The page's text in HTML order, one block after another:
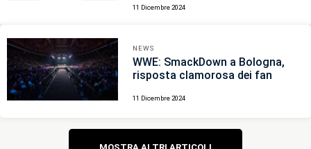
11 Dicembre 2024
NEWS
WWE: SmackDown a Bologna,
risposta clamorosa dei fan
11 Dicembre 2024
Navigazione